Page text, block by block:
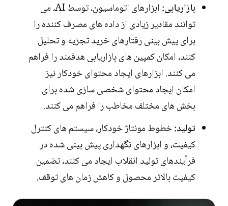
بازاریابی:
ابزارهای اتوماسیون، توسط AI، می
توانند مقادیر زیادی از داده های مصرف کننده را
برای پیش بینی رفتارهای خرید تجزیه و تحلیل
کنند، امکان کمپین های بازاریابی هدفمند را فراهم
می کنند. ابزارهای ایجاد محتوای خودکار نیز
امکان ایجاد محتوای شخصی سازی شده برای
بخش های مختلف مخاطب را فراهم می کنند.
تولید:خطوط مونتاژ خودکار، سیستم های کنترل
کیفیت، و ابزارهای نگهداری پیش بینی شده در
فرآیندهای تولید انقلاب ایجاد می کنند، تضمین
کیفیت بالاتر محصول و کاهش زمان های توقف.